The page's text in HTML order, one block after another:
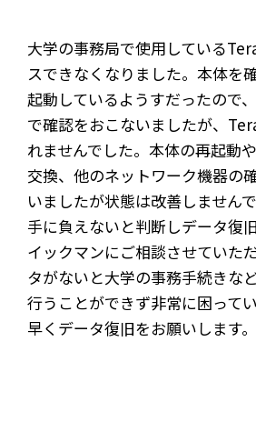
大学の事務局で使用している
スできなくなりました。本体を
起動しているようすだったので
で確認をおこないましたが、
れませんでした。本体の再起動
交換、他のネットワーク機器の
いましたが状態は改善しません
手に負えないと判断しデータ復
イックマンにご相談させていた
タがないと大学の事務手続きな
行うことができず非常に困って
早くデータ復旧をお願いします。